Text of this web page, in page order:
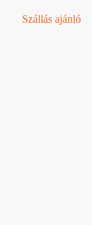
Szállás ajánló